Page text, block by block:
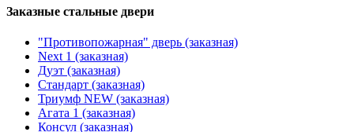
Заказные стальные двери
"Противопожарная" дверь (заказная)
Next 1 (заказная)
Дуэт (заказная)
Стандарт (заказная)
Триумф NEW (заказная)
Агата 1 (заказная)
Консул (заказная)